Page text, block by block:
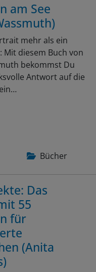
am See
mehr als ein
Mit diesem Buch von
bekommst Du
Antwort auf die
Bücher
Das
55
für
(Anita